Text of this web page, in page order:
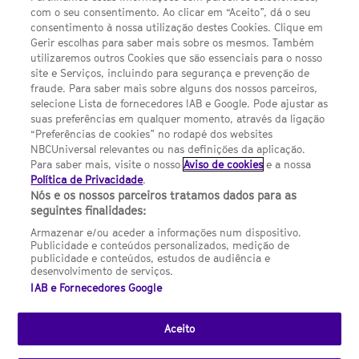
Termos E Condições
FILMES
UMA DIVISÃO DA NBCUNIVERSAL
Contact us by email: contact.SYFYPortugal@ncbuni.com
NBC Universal Global Networks España S.L.U. is wholly owned
by Universal Studios International BV
NBC Universal Global Networks, S.L.U. Paseo de la Castellana,
95. Planta 10 Edificio Torre Europa 28046 Madrid B-82227893
SYFY Portugal is subject to Spanish jurisdiction and regulated
(CNMC).
com o seu consentimento. Ao clicar em “Aceito”, dá o seu
consentimento à nossa utilização destes Cookies. Clique em
Gerir escolhas para saber mais sobre os mesmos. Também
utilizaremos outros Cookies que são essenciais para o nosso
site e Serviços, incluindo para segurança e prevenção de
fraude. Para saber mais sobre alguns dos nossos parceiros,
selecione Lista de fornecedores IAB e Google. Pode ajustar as
suas preferências em qualquer momento, através da ligação
“Preferências de cookies” no rodapé dos websites
NBCUniversal relevantes ou nas definições da aplicação.
Para saber mais, visite o nossoAviso de cookies e a nossa
Política de Privacidade.
Nós e os nossos parceiros tratamos dados para as
seguintes finalidades:
Armazenar e/ou aceder a informações num dispositivo.
Publicidade e conteúdos personalizados, medição de
publicidade e conteúdos, estudos de audiência e
desenvolvimento de serviços.
IAB e Fornecedores Google
Aceito